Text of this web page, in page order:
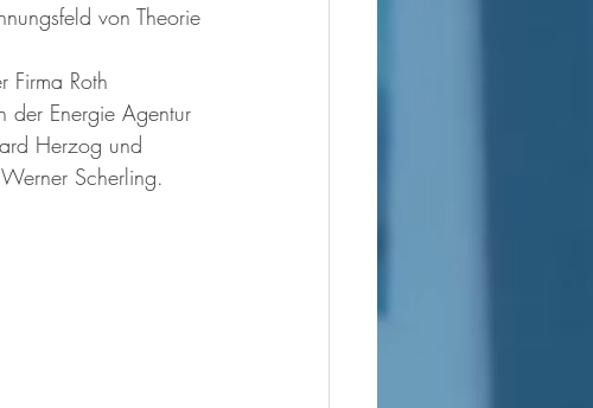
von Theorie
Firma Roth
der Energie Agentur
Herzog und
Scherling.